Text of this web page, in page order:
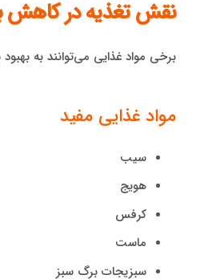
نقش تغذیه در کاهش
برخی مواد غذایی می‌توانند به
مواد غذایی مفید
سیب
هویج
کرفس
ماست
سبزیجات برگ سبز